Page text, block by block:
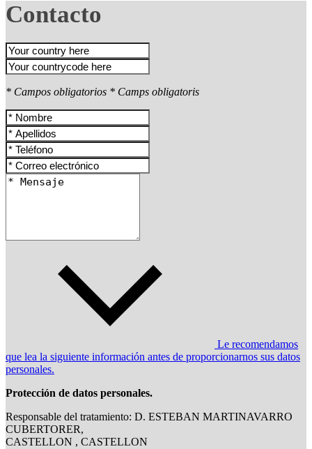
Contacto
* Campos obligatorios * Camps obligatoris
Le recomendamos
que lea la siguiente información antes de proporcionarnos sus datos
personales.
Protección de datos personales.
Responsable del tratamiento: D. ESTEBAN MARTINAVARRO
CUBERTORER,
CASTELLON , CASTELLON